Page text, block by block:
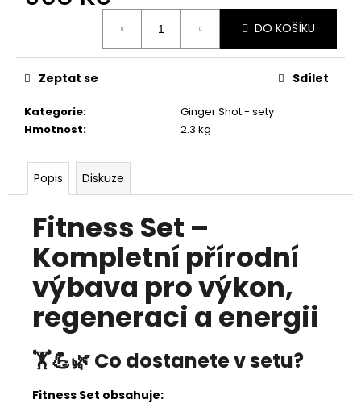
DO KOŠÍKU
Kategorie:
Ginger Shot - sety
Hmotnost: 2.3 kg
Zeptat se Sdílet
Popis Diskuze
Fitness Set –
Kompletní přírodní
výbava pro výkon,
regeneraci a energii
🏋️💪🌿 Co dostanete v setu?
Fitness Set obsahuje:
u
m
e